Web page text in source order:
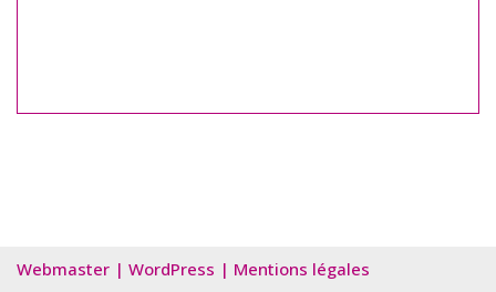
Webmaster | WordPress | Mentions légales